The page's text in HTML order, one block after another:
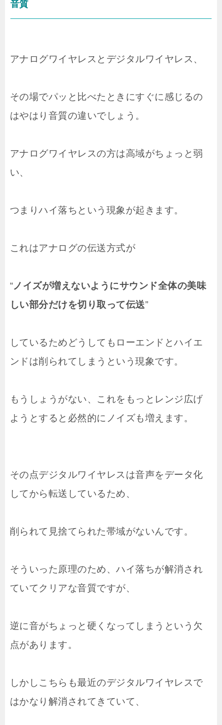
音質
アナログワイヤレスとデジタルワイヤレス、
その場でパッと比べたときにすぐに感じるの
はやはり音質の違いでしょう。
アナログワイヤレスの方は高域がちょっと弱
い、
つまりハイ落ちという現象が起きます。
これはアナログの伝送方式が
“ノイズが増えないようにサウンド全体の美味
しい部分だけを切り取って伝送”
しているためどうしてもローエンドとハイエ
ンドは削られてしまうという現象です。
もうしょうがない、これをもっとレンジ広げ
ようとすると必然的にノイズも増えます。
その点デジタルワイヤレスは音声をデータ化
してから転送しているため、
削られて見捨てられた帯域がないんです。
そういった原理のため、ハイ落ちが解消され
ていてクリアな音質ですが、
逆に音がちょっと硬くなってしまうという欠
点があります。
しかしこちらも最近のデジタルワイヤレスで
はかなり解消されてきていて、